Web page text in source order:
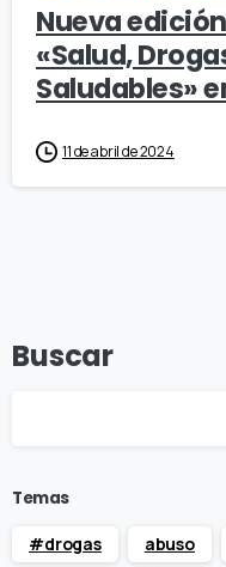
Nueva
«Salud,
Saludables»
11 de abril de 2024
Buscar
Temas
#drogas
abuso